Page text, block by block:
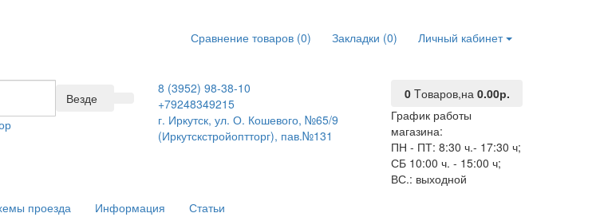
Личный кабинет
Закладки (0)
Сравнение товаров (0)
8 (3952) 98-38-10
+79248349215
г. Иркутск, ул. О. Кошевого, №65/9
(Иркутскстройоптторг), пав.№131
0 Tоваров,на 0.00р.
График работы
магазина:
ПН - ПТ: 8:30 ч.- 17:30 ч;
СБ 10:00 ч. - 15:00 ч;
ВС.: выходной
Везде
проезда Информация Статьи